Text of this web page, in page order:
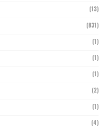
(13)
(831)
(1)
(1)
(1)
(2)
(1)
(4)